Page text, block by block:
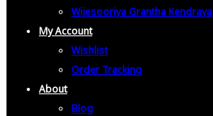
Wijesooriya Grantha Kendraya
My Account
Wishlist
Order Tracking
About
Blog